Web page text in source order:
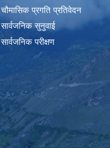
चौमासिक प्रगति प्रतिवेदन
सार्वजनिक सुनुवाई
सार्वजनिक परीक्षण